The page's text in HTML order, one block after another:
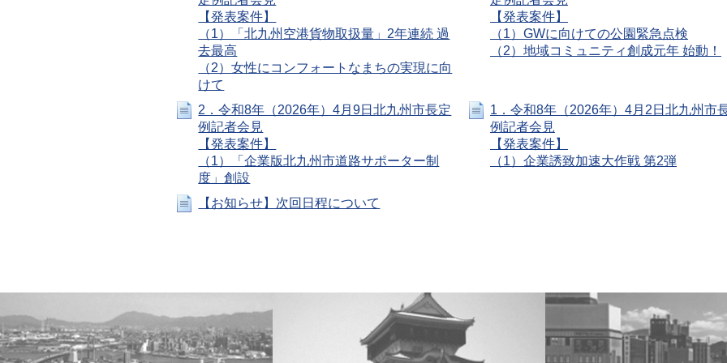
【発表案件】
（1）「北九州空港貨物取扱量」2年連続 過
去最高
（2）女性にコンフォートなまちの実現に向
けて
【発表案件】
（1）GWに向けての公園緊急点検
（2）地域コミュニティ創成元年 始動！
2．令和8年（2026年）4月9日北九州市長定
例記者会見
【発表案件】
（1）「企業版北九州市道路サポーター制
度」創設
1．令和8年（2026年）4月2日北九州市
例記者会見
【発表案件】
（1）企業誘致加速大作戦 第2弾
【お知らせ】次回日程について